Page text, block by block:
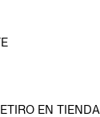
EN TIENDA